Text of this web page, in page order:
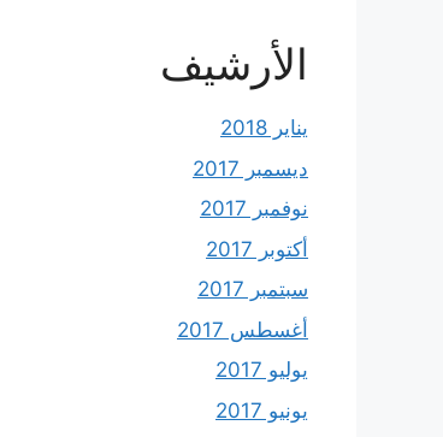
الأرشيف
يناير 2018
ديسمبر 2017
نوفمبر 2017
أكتوبر 2017
سبتمبر 2017
أغسطس 2017
يوليو 2017
يونيو 2017